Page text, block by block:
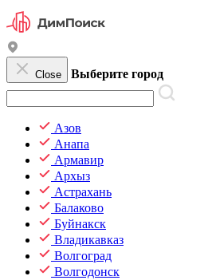
Close Выберите город
Азов
Анапа
Армавир
Архыз
Астрахань
Балаково
Буйнакск
Владикавказ
Волгоград
Волгодонск